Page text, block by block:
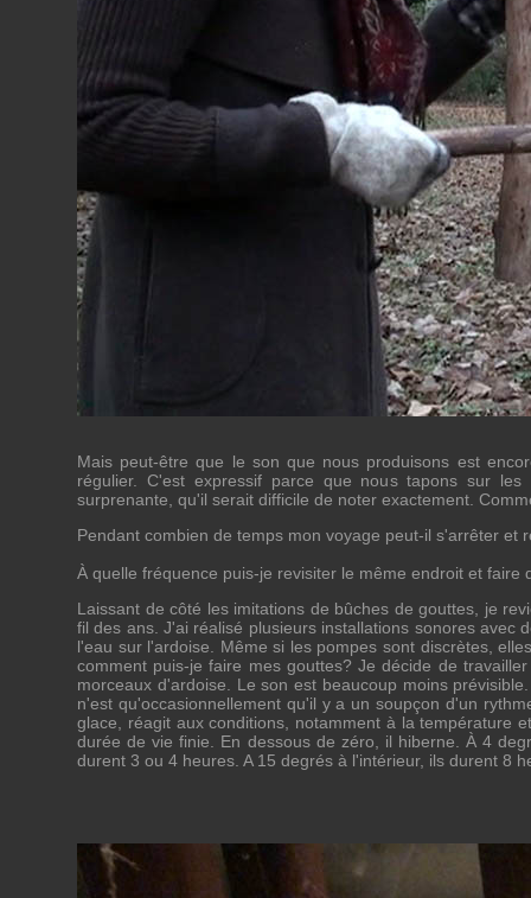
Mais peut-être que le son que nous produisons est
régulier. C'est expressif parce que nous tapons sur
surprenante, qu'il serait difficile de noter exactement.
Pendant combien de temps mon voyage peut-il s'arrêter et
À quelle fréquence puis-je revisiter le même endroit et faire
Laissant de côté les imitations de bûches de gouttes, je
fil des ans. J'ai réalisé plusieurs installations sonores
l'eau sur l'ardoise. Même si les pompes sont discrètes,
comment puis-je faire mes gouttes? Je décide de
morceaux d'ardoise. Le son est beaucoup moins
n'est qu'occasionnellement qu'il y a un soupçon d'un
glace, réagit aux conditions, notamment à la température
durée de vie finie. En dessous de zéro, il hiberne. À 4
durent 3 ou 4 heures. A 15 degrés à l'intérieur, ils durent 8